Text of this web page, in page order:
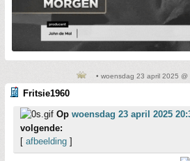
• woensdag 23 april 2025 @
Fritsie1960
Op woensdag 23 april 2025
volgende:
[ afbeelding ]